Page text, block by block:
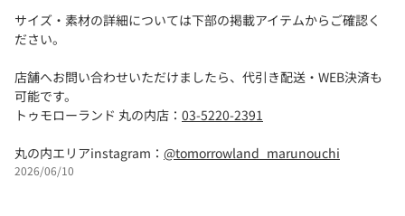
サイズ・素材の詳細については下部の掲載アイテムからご確認く
ださい。
店舗へお問い合わせいただけましたら、代引き配送・WEB決済も
可能です。
トゥモローランド 丸の内店： 03-5220-2391
丸の内エリアinstagram： @tomorrowland_marunouchi
2026/06/10